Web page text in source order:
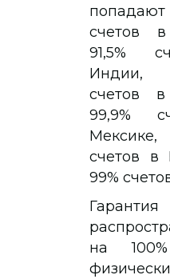
счетов
91,5%
Индии,
счетов
99,9%
счетов в
99%
на